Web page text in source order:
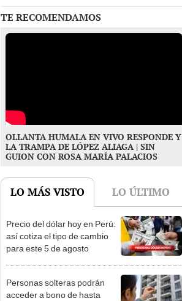
TE RECOMENDAMOS
OLLANTA HUMALA EN VIVO RESPONDE Y
LA TRAMPA DE LÓPEZ ALIAGA | SIN
GUION CON ROSA MARÍA PALACIOS
LO MÁS VISTO LO ÚLTIMO
1
Precio del dólar hoy en Perú:
así cotiza el tipo de cambio
para este 5 de agosto
Personas solteras podrán
acceder a bono de hasta